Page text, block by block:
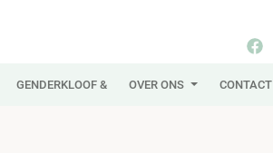
GENDERKLOOF & OVER ONS CONTACT